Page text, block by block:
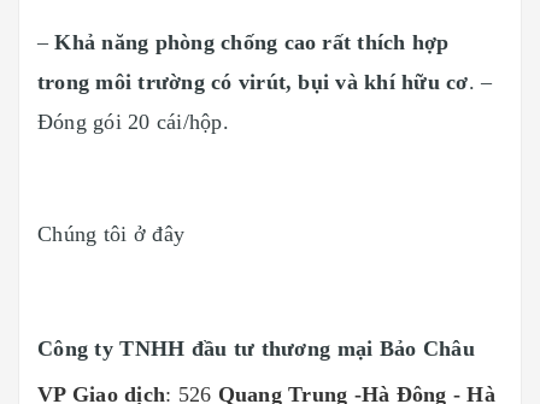
–Khả năng phòng chống cao rất thích hợp
trong môi trường có virút, bụi và khí hữu cơ. –
Đóng gói 20 cái/hộp.
Chúng tôi ở đây
Công ty TNHH đầu tư thương mại Bảo Châu
VP Giao dịch: 526 Quang Trung -Hà Đông - Hà